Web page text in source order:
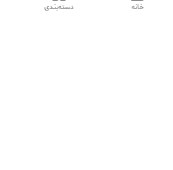
دسته‌بندی خانه